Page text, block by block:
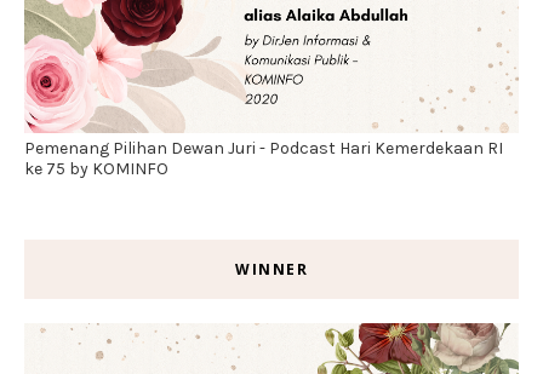
Pemenang Pilihan Dewan Juri - Podcast Hari Kemerdekaan RI
ke 75 by KOMINFO
WINNER